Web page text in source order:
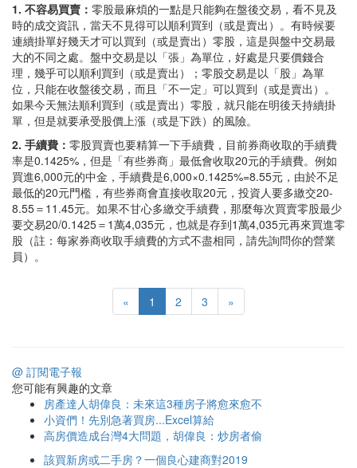
1. 不容易買賣： 零股最麻煩的一點是只能夠在盤後交易，看不見及
時的成交資訊，當天不見得可以順利買到（或是賣出）。有時候要
連續掛單好幾天才可以買到（或是賣出）零股，這是與盤中交易最
大的不同之處。盤中交易是以「張」為單位，好處是只要價錢合
理，幾乎可以順利買到（或是賣出）；零股交易是以「股」為單
位，只能在收盤後交易，而且「不一定」可以買到（或是賣出）。
如果今天無法順利買到（或是賣出）零股，就只能在明後天持續掛
單，但是就要承受股價上漲（或是下跌）的風險。
2. 手續費： 零股買賣也要精算一下手續費，目前券商收取的手續費
率是0.1425%，但是「有些券商」最低會收取20元的手續費。例如
買進6,000元的中金，手續費是6,000×0.1425%=8.55元，由於不足
最低的20元門檻，有些券商會直接收取20元，投資人要多繳交20-
8.55＝11.45元。如果不甘心多繳交手續費，那麼每次買賣零股最少
要交易20/0.1425＝1萬4,035元，也就是存到1萬4,035元再來買進零
股（註：每家券商收取手續費的方式不盡相同，請先詢問你的營業
員）。
« 1 2 3 »
@ 訂閱電子報
您可能有興趣的文章
房產達人胡偉良：未來這3種房子將愈來愈不
小資們！先別急著買房...Excel算給
高房價造成台灣4大問題，胡偉良：炒房者偷
該買新房或二手房？一個良心建商對2019